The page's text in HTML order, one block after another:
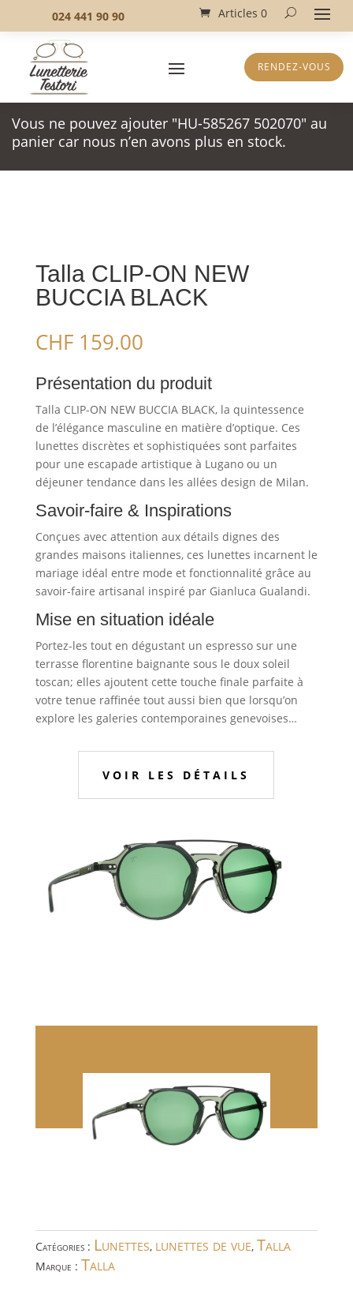
024 441 90 90 Articles 0
RENDEZ-VOUS
Vous ne pouvez ajouter "HU-585267 502070" au
panier car nous n’en avons plus en stock.
Talla CLIP-ON NEW
BUCCIA BLACK
CHF159.00
Présentation du produit
Talla CLIP-ON NEW BUCCIA BLACK, la quintessence
de l’élégance masculine en matière d’optique. Ces
lunettes discrètes et sophistiquées sont parfaites
pour une escapade artistique à Lugano ou un
déjeuner tendance dans les allées design de Milan.
Savoir-faire & Inspirations
Conçues avec attention aux détails dignes des
grandes maisons italiennes, ces lunettes incarnent le
mariage idéal entre mode et fonctionnalité grâce au
savoir-faire artisanal inspiré par Gianluca Gualandi.
Mise en situation idéale
Portez-les tout en dégustant un espresso sur une
terrasse florentine baignante sous le doux soleil
toscan; elles ajoutent cette touche finale parfaite à
votre tenue raffinée tout aussi bien que lorsqu’on
explore les galeries contemporaines genevoises…
VOIR LES DÉTAILS
Catégories : Lunettes, lunettes de vue, Talla
Marque : Talla